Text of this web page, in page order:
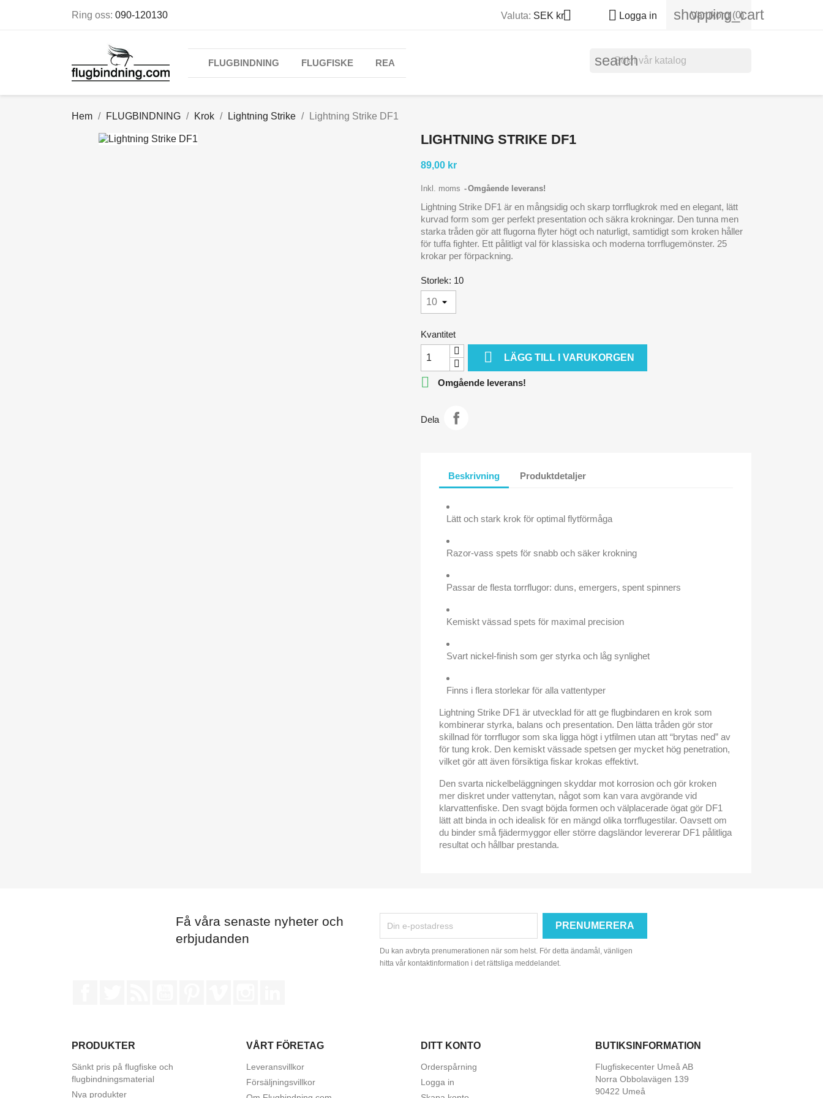
Ring oss: 090-120130 Valuta: SEK kr  Logga in shopping_cart
Varukorg (0)
FLUGBINDNING FLUGFISKE REA search
Hem FLUGBINDNING Krok Lightning Strike Lightning Strike DF1
LIGHTNING STRIKE DF1
89,00 kr
Inkl. moms Omgående leverans!
Lightning Strike DF1 är en mångsidig och skarp torrflugkrok med en elegant, lätt
kurvad form som ger perfekt presentation och säkra krokningar. Den tunna men
starka tråden gör att flugorna flyter högt och naturligt, samtidigt som kroken håller
för tuffa fighter. Ett pålitligt val för klassiska och moderna torrflugemönster. 25
krokar per förpackning.
Storlek: 10
Kvantitet
 LÄGG TILL I VARUKORGEN
 Omgående leverans!
Dela
Beskrivning Produktdetaljer
Lätt och stark krok för optimal flytförmåga
Razor-vass spets för snabb och säker krokning
Passar de flesta torrflugor: duns, emergers, spent spinners
Kemiskt vässad spets för maximal precision
Svart nickel-finish som ger styrka och låg synlighet
Finns i flera storlekar för alla vattentyper
Lightning Strike DF1 är utvecklad för att ge flugbindaren en krok som
kombinerar styrka, balans och presentation. Den lätta tråden gör stor
skillnad för torrflugor som ska ligga högt i ytfilmen utan att “brytas ned” av
för tung krok. Den kemiskt vässade spetsen ger mycket hög penetration,
vilket gör att även försiktiga fiskar krokas effektivt.
Den svarta nickelbeläggningen skyddar mot korrosion och gör kroken
mer diskret under vattenytan, något som kan vara avgörande vid
klarvattenfiske. Den svagt böjda formen och välplacerade ögat gör DF1
lätt att binda in och idealisk för en mängd olika torrflugestilar. Oavsett om
du binder små fjädermyggor eller större dagsländor levererar DF1 pålitliga
resultat och hållbar prestanda.
Få våra senaste nyheter och
erbjudanden
Du kan avbryta prenumerationen när som helst. För detta ändamål, vänligen
hitta vår kontaktinformation i det rättsliga meddelandet.
PRODUKTER
Sänkt pris på flugfiske och
flugbindningsmaterial
Nya produkter
VÅRT FÖRETAG
Leveransvillkor
Försäljningsvillkor
DITT KONTO
Orderspårning
Logga in
BUTIKSINFORMATION
Flugfiskecenter Umeå AB
Norra Obbolavägen 139
90422 Umeå